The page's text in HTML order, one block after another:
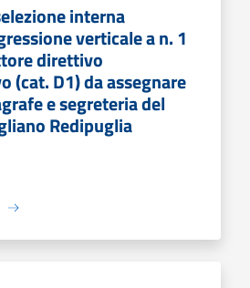
interna
verticale a n. 1
direttivo
(cat. D1) da assegnare
e segreteria del
Redipuglia